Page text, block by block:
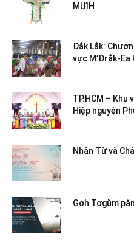
MƯIH
Đắk Lắk:
vực M’Đrắk-Ea
TP.HCM – Khu
Hiệp nguyện
Nhân Từ và
Gơh Tơgŭm